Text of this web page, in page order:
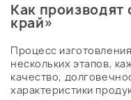
Как производят
край»
Процесс
нескольких этапов,
качество,
характеристики